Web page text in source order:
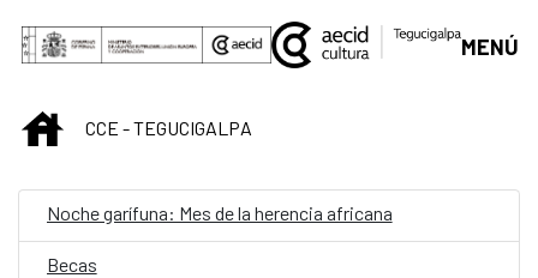
Saltar al contenido principal
MENÚ
INICIOCCE - TEGUCIGALPA
Noche garífuna: Mes de la herencia africana
Becas